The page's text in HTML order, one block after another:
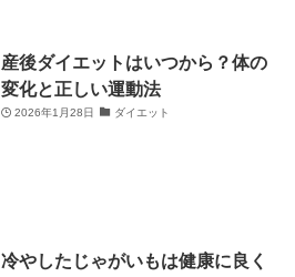
産後ダイエットはいつから？体の
変化と正しい運動法
2026年1月28日 ダイエット
冷やしたじゃがいもは健康に良く